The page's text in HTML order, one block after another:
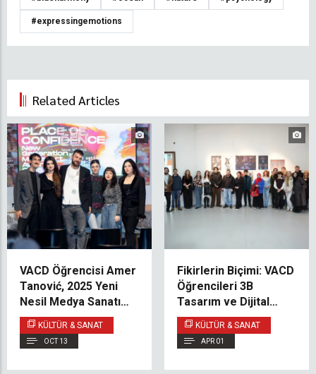
#expressingemotions
Related Articles
VACD Öğrencisi Amer
Tanović, 2025 Yeni
Nesil Medya Sanatı
Ödülü’nü Kazandı
KÜLTÜR & SANAT
OCT 13
Fikirlerin Biçimi: VACD
Öğrencileri 3B
Tasarım ve Dijital
Heykel Alanındaki
Yaratıcı Çalışmalarını
Sergiledi
KÜLTÜR & SANAT
APR 01